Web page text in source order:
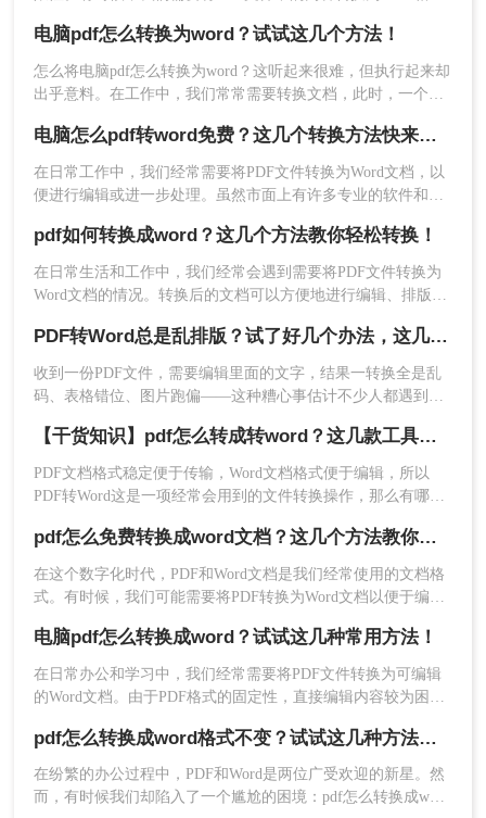
2、打开软件就是默认PDF转Word了。
加入，也可以直接添加文件夹，然后点击开始转
换。
4、这样就完成啦~
四、使用命令行工具
对于一些高级用户而言，还可以使用命令行工具进
行PDF转Word的转换。这种方法需要一定的技术背
景和经验，但对于一些特定的需求或批量转换而言
可能更加方便和高效。常用的命令行工具包括
word格式呢？本文将详细介绍四种方法，帮助您在电脑上将
PDF转为Word格式。
电脑pdf怎么转换为word？试试这几个方法！
怎么将电脑pdf怎么转换为word？这听起来很难，但执行起来却
出乎意料。在工作中，我们常常需要转换文档，此时，一个强
换格式后会节省许多时间，从而更有效地使用我们宝贵的时
间。今日小编将为大家介绍一个pdf转word工具，让大家能够更
加高效地工作。
电脑怎么pdf转word免费？这几个转换方法快来看看！
在日常工作中，我们经常需要将PDF文件转换为Word文档，以
便进行编辑或进一步处理。虽然市面上有许多专业的软件和服
用。那么电脑怎么pdf转word免费呢？本文将介绍三种在电脑上
免费将PDF转换为Word文档的方法。
pdf如何转换成word？这几个方法教你轻松转换！
在日常生活和工作中，我们经常会遇到需要将PDF文件转换为
Word文档的情况。转换后的文档可以方便地进行编辑、排版和
法，帮助您轻松实现转换。
PDF转Word总是乱排版？试了好几个办法，这几个真的能用！
收到一份PDF文件，需要编辑里面的文字，结果一转换全是乱
码、表格错位、图片跑偏——这种糟心事估计不少人都遇到
通杀所有情况的，关键得看你手里的PDF是什么类型、要转几
个文件、对排版要求高不高。本文就按不同场景，把我自己实
际用过、觉得靠谱的几种方法整理出来，包括在线直接转、批
哪个了。
【干货知识】pdf怎么转成转word？这几款工具高效还免费！
PDF文档格式稳定便于传输，Word文档格式便于编辑，所以
PDF转Word这是一项经常会用到的文件转换操作，那么有哪些
pdf怎么免费转换成word文档？这几个方法教你轻松搞定！
在这个数字化时代，PDF和Word文档是我们经常使用的文档格
式。有时候，我们可能需要将PDF转换为Word文档以便于编辑
个人都能负担得起。那么pdf怎么免费转换成word文档呢？答案
是肯定的！在本文中，我们将介绍几种简单易行的方法，让您
轻松地将PDF转换为Word文档。
电脑pdf怎么转换成word？试试这几种常用方法！
在日常办公和学习中，我们经常需要将PDF文件转换为可编辑
的Word文档。由于PDF格式的固定性，直接编辑内容较为困
呢？本文将介绍几种主流方法，涵盖免费、付费及多平台方
案。
pdf怎么转换成word格式不变？试试这几种方法吧！
在纷繁的办公过程中，PDF和Word是两位广受欢迎的新星。然
而，有时候我们却陷入了一个尴尬的困境：pdf怎么转换成word